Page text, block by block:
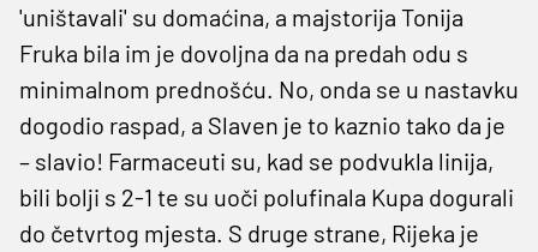
'uništavali' su domaćina, a majstorija Tonija
Fruka bila im je dovoljna da na predah odu s
minimalnom prednošću. No, onda se u nastavku
dogodio raspad, a Slaven je to kaznio tako da je
– slavio! Farmaceuti su, kad se podvukla linija,
bili bolji s 2-1 te su uoči polufinala Kupa dogurali
do četvrtog mjesta. S druge strane, Rijeka je